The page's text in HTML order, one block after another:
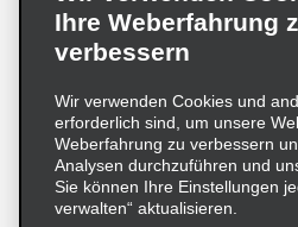
Impressum Nutzungsbedingungen
Cookie-Richtlinie
Lieferkettensorgfaltspflichtengesetz
Beschwerdeverfahren nach dem
Ihre Weberfahrung
verbessern
Wir verwenden Cookies und
erforderlich sind, um unsere
Weberfahrung zu verbessern
Analysen durchzuführen und
Sie können Ihre Einstellungen
verwalten“ aktualisieren.